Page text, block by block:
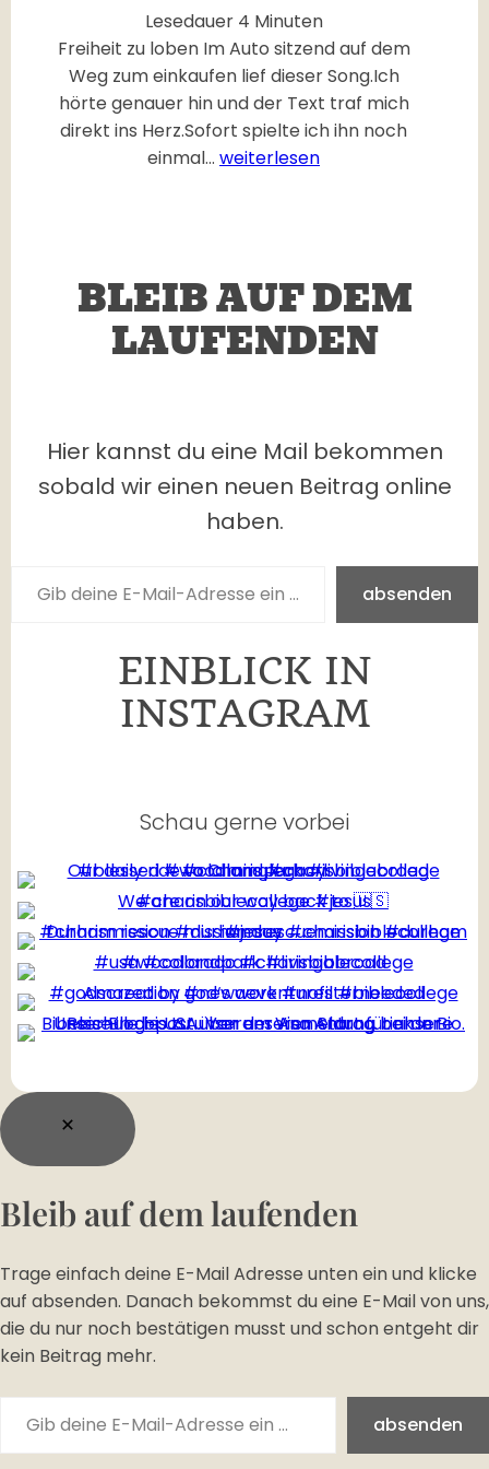
Lesedauer 4 Minuten
Freiheit zu loben Im Auto sitzend auf dem
Weg zum einkaufen lief dieser Song.Ich
hörte genauer hin und der Text traf mich
direkt ins Herz.Sofort spielte ich ihn noch
einmal… F
M
y
F
d
o
m
y
weiterlesen
BLEIB AUF DEM
LAUFENDEN
Hier kannst du eine Mail bekommen
sobald wir einen neuen Beitrag online
haben.
absenden
EINBLICK IN
INSTAGRAM
Schau gerne vorbei
Bleib auf dem laufenden
Trage einfach deine E-Mail Adresse unten ein und klicke
auf absenden. Danach bekommst du eine E-Mail von uns,
die du nur noch bestätigen musst und schon entgeht dir
kein Beitrag mehr.
Gib deine E-Mail-Adresse ein …
absenden